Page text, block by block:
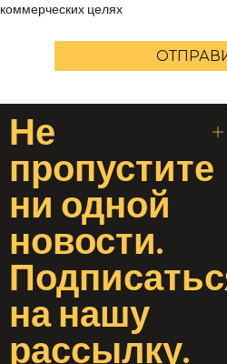
коммерческих целях
Не
пропустите
ни одной
новости.
нанашу
рассылку.